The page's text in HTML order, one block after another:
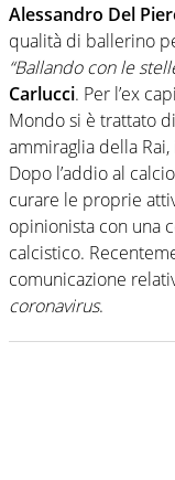
Alessandro Del
qualità di ballerino
“Ballando con le
Carlucci. Per l’ex
Mondo si è trattato
ammiraglia della
Dopo l’addio al
curare le proprie
opinionista con una
calcistico.
comunicazione
coronavirus.